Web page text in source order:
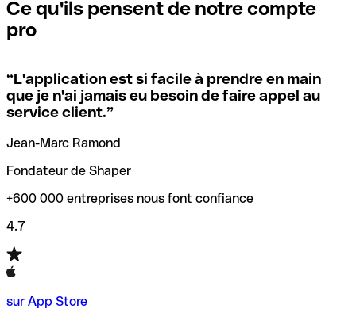
signifie que vous avez le code de l'une des succursales
locales.
Si vous n'êtes pas sûr du code SWIFT que vous devriez
utiliser, nous avons développé un outil de recherche de
codes SWIFT par nom de banque.
vérification/recherche de codes SWIFT. Ainsi, vous pouvez
trouver et vérifier vos codes SWIFT avant de réaliser vos
transferts d’argent.
Ce qu'ils pensent de notre compte
pro
“L'application est si facile à prendre en main
que je n'ai jamais eu besoin de faire appel au
service client.”
Jean-Marc Ramond
Fondateur de Shaper
+600 000 entreprises nous font confiance
4.7
sur App Store